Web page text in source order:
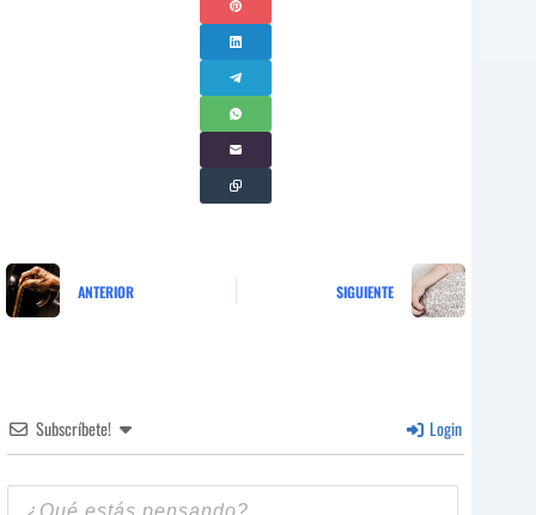
ANTERIOR SIGUIENTE
Subscríbete! Login